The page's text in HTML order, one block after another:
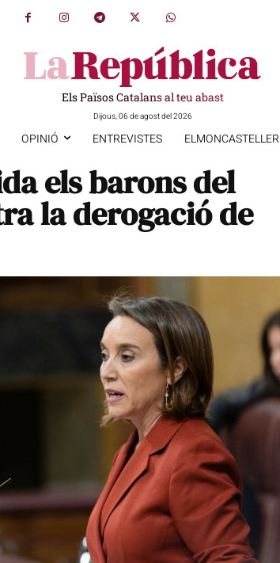
Els Països Catalans al teu abast
Dijous, 06 de agost del 2026
OPINIÓ ENTREVISTES ELMONCASTELLER
els barons del
la derogació de